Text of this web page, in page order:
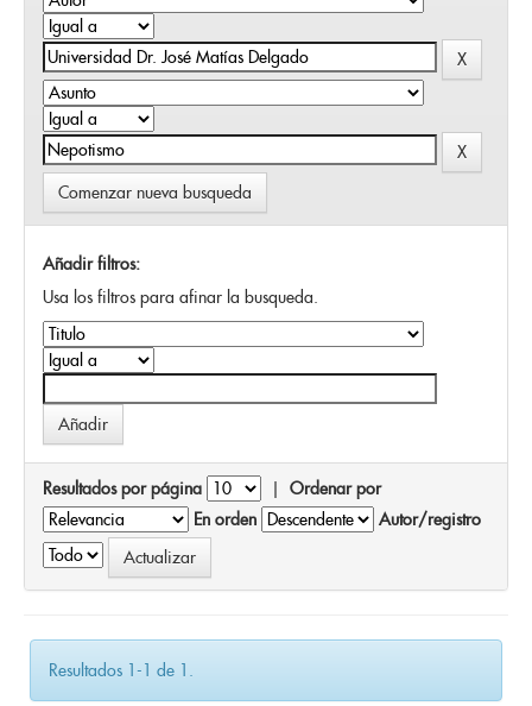
Comenzar nueva busqueda
Añadir filtros:
Usa los filtros para afinar la busqueda.
Resultados por página | Ordenar por
En orden
Autor/registro
Resultados 1-1 de 1.